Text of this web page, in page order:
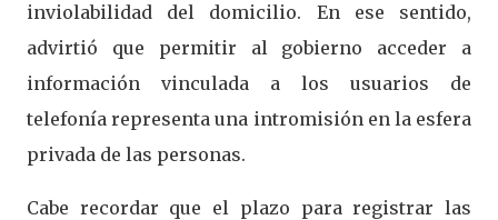
inviolabilidad del domicilio. En ese sentido,
advirtió que permitir al gobierno acceder a
información vinculada a los usuarios de
telefonía representa una intromisión en la esfera
privada de las personas.
Cabe recordar que el plazo para registrar las